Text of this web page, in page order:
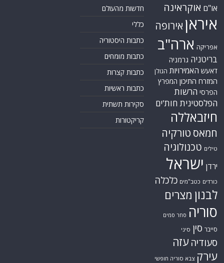
או"ם אוקראינה
איראן אירופה
אפריקה ארה"ב
בריטניה גרמניה
דאעש האמירויות הגולן
המזרח התיכון המפרץ
הפרסי הרשות
הפלסטינית חות'ים
חיזבאללה
חמאס טורקיה
טילים טכנולוגיה
ירדן ישראל
כורדים כטב"מים כלכלה
לבנון מצרים
סוריה סחר סמים
סייבר סין סיני
סעודיה עזה
עירק צבא סוריה חופשי
חדשות מהעולם
כללי
כתבות היסטוריה
כתבות מומחים
כתבות קצרות
כתבות ראשיות
סקירות תשתית
קריקטורות